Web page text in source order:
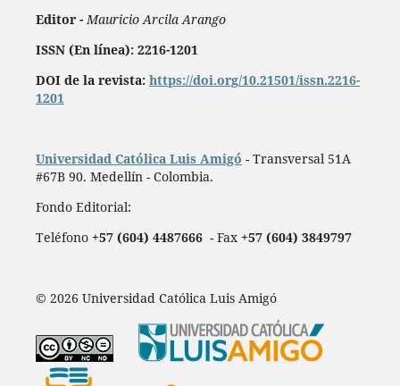
Editor -Mauricio Arcila Arango
ISSN (En línea): 2216-1201
DOI de la revista: https://doi.org/10.21501/issn.2216-
1201
Universidad Católica Luis Amigó - Transversal 51A
#67B 90. Medellín - Colombia.
Fondo Editorial:
Teléfono +57 (604) 4487666- Fax +57 (604) 3849797
© 2026 Universidad Católica Luis Amigó